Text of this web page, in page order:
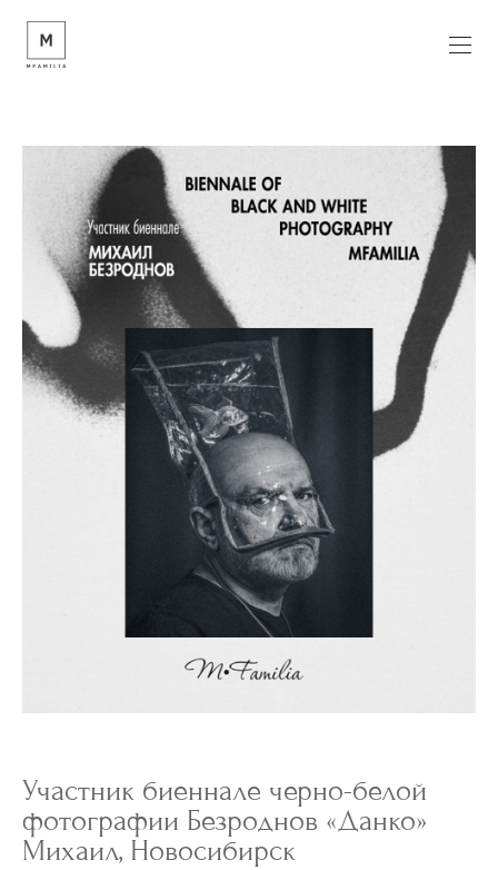
Участник биеннале черно-белой
фотографии Безроднов «Данко»
Михаил, Новосибирск